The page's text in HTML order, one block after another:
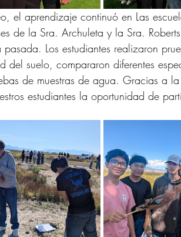
el aprendizaje continuó en Las
de la Sra. Archuleta y la Sra.
Los estudiantes realizaron
suelo, compararon diferentes
de muestras de agua. Gracias a
estudiantes la oportunidad de